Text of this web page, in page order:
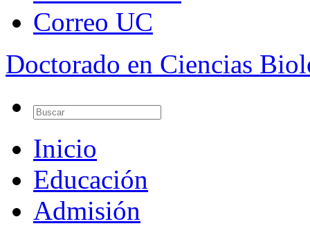
Correo UC
Doctorado en Ciencias
Inicio
Educación
Admisión